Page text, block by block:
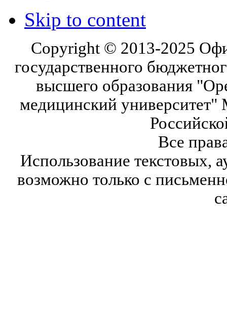
Skip to content
Copyright © 2013-2025
государственного
высшего образования
медицинский университет"
Все
Использование текстовых,
возможно только с